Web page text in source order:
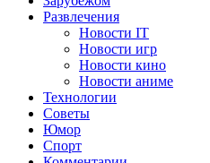
Развлечения
Новости IT
Новости игр
Новости кино
Новости аниме
Технологии
Советы
Юмор
Спорт